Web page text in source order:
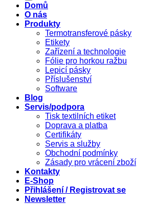
Domů
O nás
Produkty
Termotransferové pásky
Etikety
Zařízení a technologie
Fólie pro horkou ražbu
Lepicí pásky
Příslušenství
Software
Blog
Servis/podpora
Tisk textilních etiket
Doprava a platba
Certifikáty
Servis a služby
Obchodní podmínky
Zásady pro vrácení zboží
Kontakty
E-Shop
Přihlášení / Registrovat se
Newsletter